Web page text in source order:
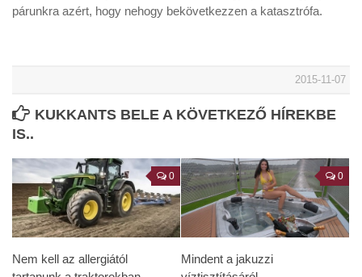
párunkra azért, hogy nehogy bekövetkezzen a katasztrófa.
2015-11-07
KUKKANTS BELE A KÖVETKEZŐ HÍREKBE
IS..
0
Nem kell az allergiától
0
Mindent a jakuzzi